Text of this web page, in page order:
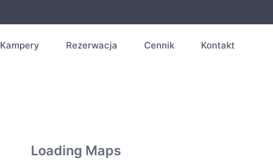
Kampery Rezerwacja Cennik Kontakt
Loading Maps